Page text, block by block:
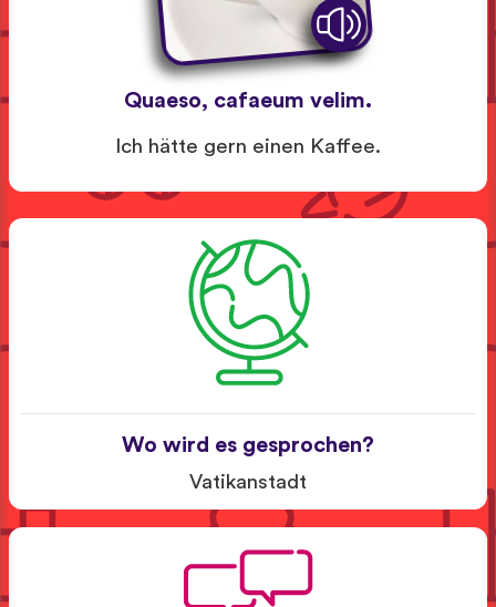
Quaeso, cafaeum velim.
Ich hätte gern einen Kaffee.
Wo wird es gesprochen?
Vatikanstadt